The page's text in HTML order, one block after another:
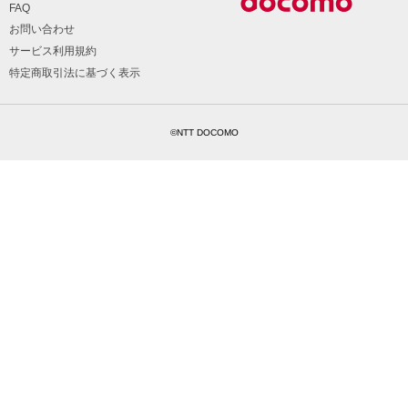
FAQ
お問い合わせ
サービス利用規約
特定商取引法に基づく表示
©NTT DOCOMO